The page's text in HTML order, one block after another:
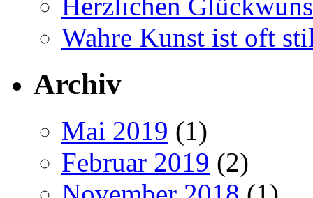
Wahre Kunst ist oft
Archiv
Mai 2019 (1)
Februar 2019 (2)